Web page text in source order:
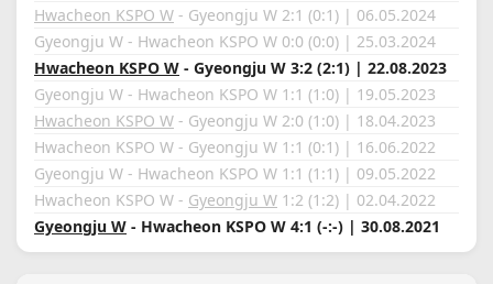
Hwacheon KSPO W - Gyeongju W 2:1 (0:1) | 06.05.2024
Gyeongju W - Hwacheon KSPO W 0:0 (0:0) | 25.03.2024
Hwacheon KSPO W - Gyeongju W 3:2 (2:1) | 22.08.2023
Gyeongju W - Hwacheon KSPO W 1:1 (1:0) | 19.05.2023
Hwacheon KSPO W - Gyeongju W 2:0 (1:0) | 18.04.2023
Hwacheon KSPO W - Gyeongju W 1:1 (0:1) | 16.06.2022
Gyeongju W - Hwacheon KSPO W 1:1 (1:1) | 09.05.2022
Hwacheon KSPO W - Gyeongju W 1:2 (1:2) | 02.04.2022
Gyeongju W - Hwacheon KSPO W 4:1 (-:-) | 30.08.2021